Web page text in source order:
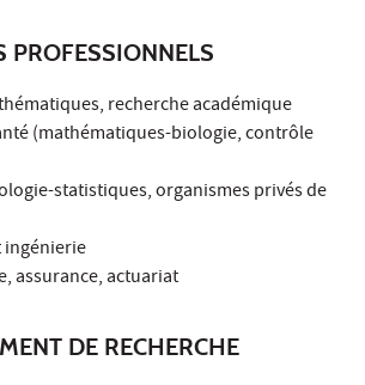
PROFESSIONNELS
recherche académique
(mathématiques-biologie, contrôle
statistiques, organismes privés de
ingénierie
assurance, actuariat
DE RECHERCHE